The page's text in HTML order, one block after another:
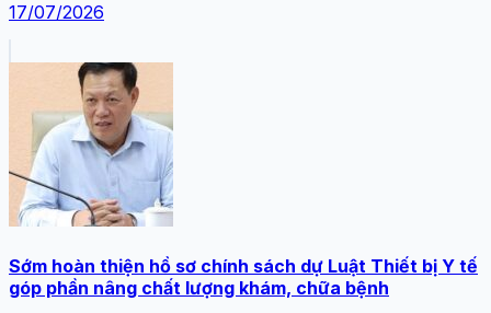
17/07/2026
Sớm hoàn thiện hồ sơ chính sách dự Luật Thiết bị Y tế
góp phần nâng chất lượng khám, chữa bệnh